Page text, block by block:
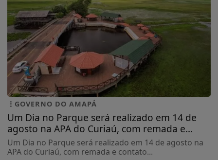
GOVERNO DO AMAPÁ
Um Dia no Parque será realizado em 14 de
agosto na APA do Curiaú, com remada e...
Um Dia no Parque será realizado em 14 de agosto na
APA do Curiaú, com remada e contato...